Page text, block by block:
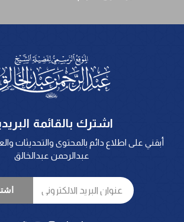
اشترك بالقائمة
أبقني على اطلاع دائم بالمحتوى والتحديثات
عبدالرحمن عبدالخالق